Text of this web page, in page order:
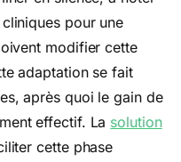
pour une
modifier cette
adaptation se fait
après quoi le gain de
effectif. La solution
cette phase